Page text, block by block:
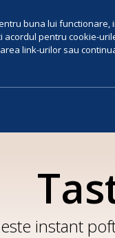
buna lui functionare,
pentru cookie-
link-urilor sau
instant